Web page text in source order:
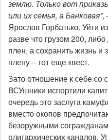
землю. Только вот
или их семья, а Банковая”,
Ярослав Горбатько. Уйти
разве что грузом 200,
плен, а сохранить жизнь и
плену – тот еще квест.
Зато отношение к себе со
ВСУшники испортили
очередь это заслуга
вместо окопов
безоружными
олигархических каналов.